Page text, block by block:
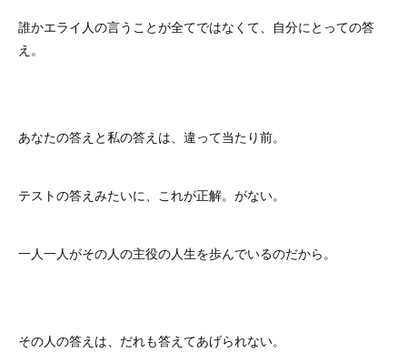
誰かエライ人の言うことが全てではなくて、自分にとっての答
え。
あなたの答えと私の答えは、違って当たり前。
テストの答えみたいに、これが正解。がない。
一人一人がその人の主役の人生を歩んでいるのだから。
その人の答えは、だれも答えてあげられない。